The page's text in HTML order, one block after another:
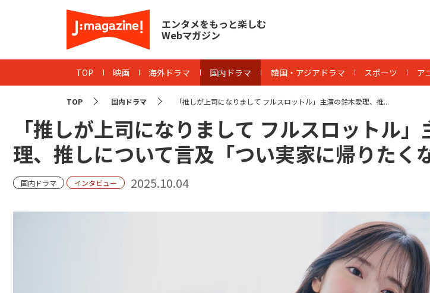
エンタメをもっと楽しむ
Webマガジン
TOP 映画 海外ドラマ 国内ドラマ 韓国・アジアドラマ スポーツ ア
TOP 国内ドラマ 「推しが上司になりまして フルスロットル」主演の鈴木愛理、推...
「推しが上司になりまして フルスロットル
理、推しについて言及「つい実家に帰りたく
国内ドラマ インタビュー 2025.10.04